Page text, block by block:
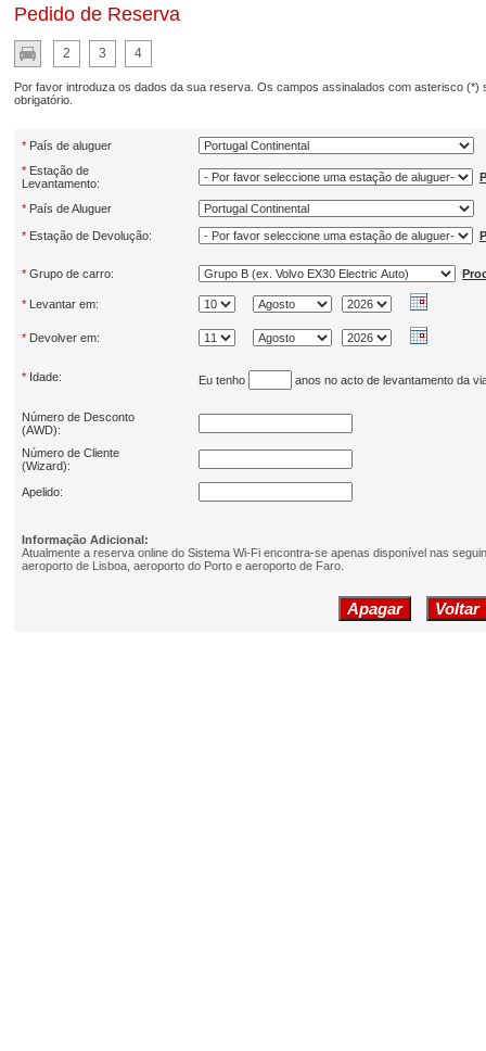
Pedido de Reserva
2 3 4
Por favor introduza os dados da sua reserva. Os campos assinalados com asterisco (*)
obrigatório.
* País de aluguer
* Estação de
Levantamento:
* País de Aluguer
* Estação de Devolução:
* Grupo de carro:
* Levantar em:
* Devolver em:
* Idade: Eu tenho anos no acto de levantamento da
Número de Desconto
(AWD):
Número de Cliente
(Wizard):
Apelido:
Informação Adicional:
Atualmente a reserva online do Sistema Wi-Fi encontra-se apenas disponível nas
aeroporto de Lisboa, aeroporto do Porto e aeroporto de Faro.